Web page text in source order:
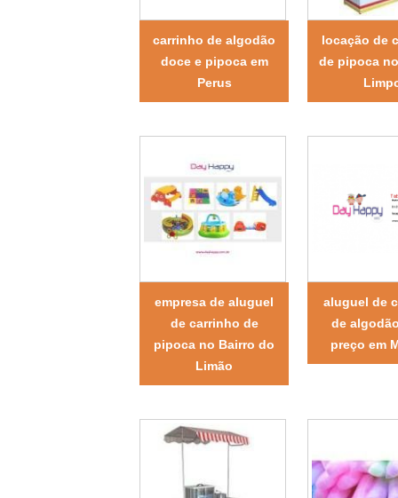
carrinho de algodão
doce e pipoca em
Perus
locação de
de pipoca
empresa de aluguel
de carrinho de
pipoca no Bairro do
Limão
aluguel de
de
preço em